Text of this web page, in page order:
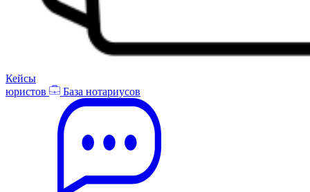
Кейсы
юристов
База нотариусов